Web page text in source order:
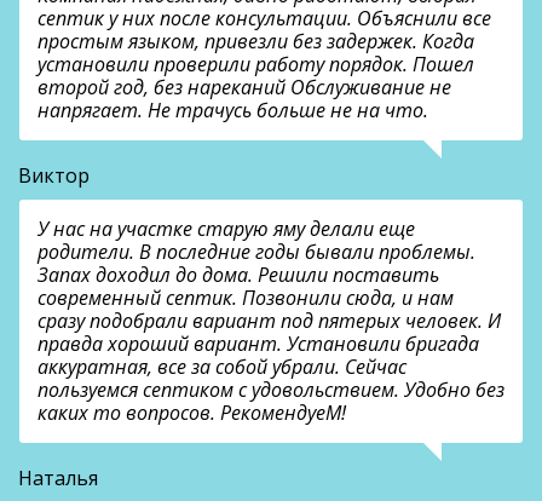
септик у них после консультации. Объяснили все
простым языком, привезли без задержек. Когда
установили проверили работу порядок. Пошел
второй год, без нареканий Обслуживание не
напрягает. Не трачусь больше не на что.
Виктор
У нас на участке старую яму делали еще
родители. В последние годы бывали проблемы.
Запах доходил до дома. Решили поставить
современный септик. Позвонили сюда, и нам
сразу подобрали вариант под пятерых человек. И
правда хороший вариант. Установили бригада
аккуратная, все за собой убрали. Сейчас
пользуемся септиком с удовольствием. Удобно без
каких то вопросов. РекомендуеМ!
Наталья